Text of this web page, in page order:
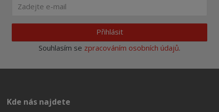
Přihlásit
Souhlasím se zpracováním osobních údajů.
Kde nás najdete